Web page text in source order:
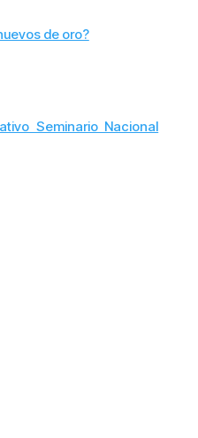
de oro?
Seminario Nacional